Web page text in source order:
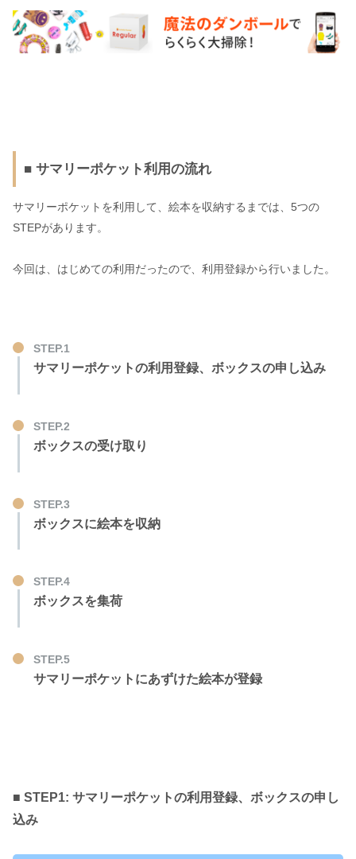
■ サマリーポケット利用の流れ
サマリーポケットを利用して、絵本を収納するまでは、5つの
STEPがあります。
今回は、はじめての利用だったので、利用登録から行いました。
STEP.1
サマリーポケットの利用登録、ボックスの申し込み
STEP.2
ボックスの受け取り
STEP.3
ボックスに絵本を収納
STEP.4
ボックスを集荷
STEP.5
サマリーポケットにあずけた絵本が登録
■ STEP1: サマリーポケットの利用登録、ボックスの申し
込み